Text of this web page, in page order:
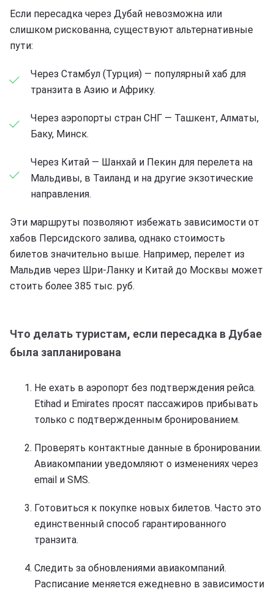
Если пересадка через Дубай невозможна или
слишком рискованна, существуют альтернативные
пути:
Через Стамбул (Турция) — популярный хаб для
транзита в Азию и Африку.
Через аэропорты стран СНГ — Ташкент, Алматы,
Баку, Минск.
Через Китай — Шанхай и Пекин для перелета на
Мальдивы, в Таиланд и на другие экзотические
направления.
Эти маршруты позволяют избежать зависимости от
хабов Персидского залива, однако стоимость
билетов значительно выше. Например, перелет из
Мальдив через Шри-Ланку и Китай до Москвы может
стоить более 385 тыс. руб.
Что делать туристам, если пересадка в Дубае
была запланирована
Не ехать в аэропорт без подтверждения рейса.
Etihad и Emirates просят пассажиров прибывать
только с подтвержденным бронированием.
Проверять контактные данные в бронировании.
Авиакомпании уведомляют о изменениях через
email и SMS.
Готовиться к покупке новых билетов. Часто это
единственный способ гарантированного
транзита.
Следить за обновлениями авиакомпаний.
Расписание меняется ежедневно в зависимости